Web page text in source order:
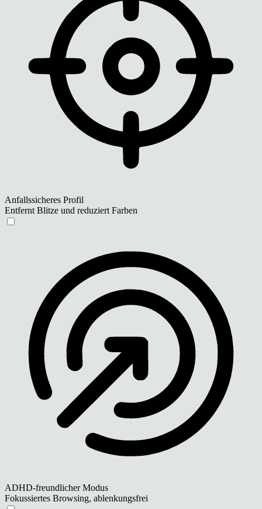
Anfallssicheres Profil
Entfernt Blitze und reduziert Farben
ADHD-freundlicher Modus
Fokussiertes Browsing, ablenkungsfrei